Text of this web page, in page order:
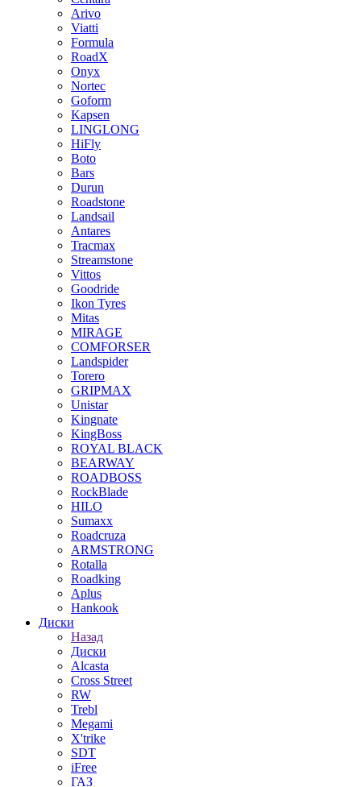
Arivo
Viatti
Formula
RoadX
Onyx
Nortec
Goform
Kapsen
LINGLONG
HiFly
Boto
Bars
Durun
Roadstone
Landsail
Antares
Tracmax
Streamstone
Vittos
Goodride
Ikon Tyres
Mitas
MIRAGE
COMFORSER
Landspider
Torero
GRIPMAX
Unistar
Kingnate
KingBoss
ROYAL BLACK
BEARWAY
ROADBOSS
RockBlade
HILO
Sumaxx
Roadcruza
ARMSTRONG
Rotalla
Roadking
Aplus
Hankook
Диски
Назад
Диски
Alcasta
Cross Street
RW
Trebl
Megami
X'trike
SDT
iFree
ГАЗ